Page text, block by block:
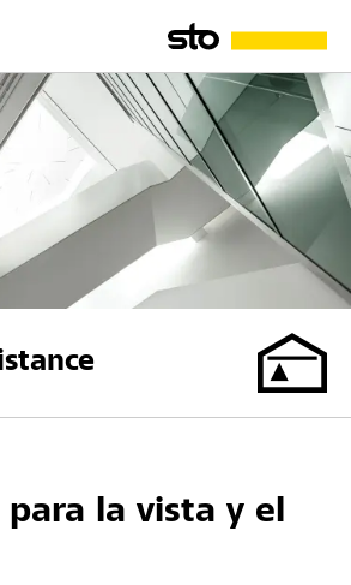
para la vista y el